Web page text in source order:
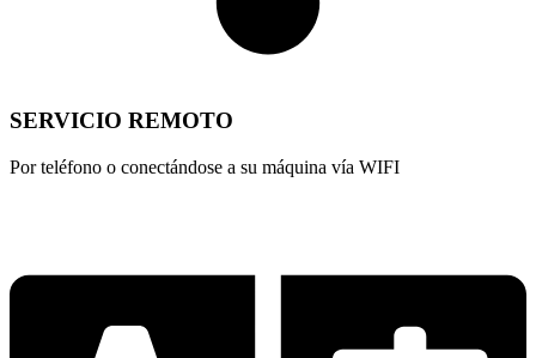
SERVICIO REMOTO
Por teléfono o conectándose a su máquina vía WIFI